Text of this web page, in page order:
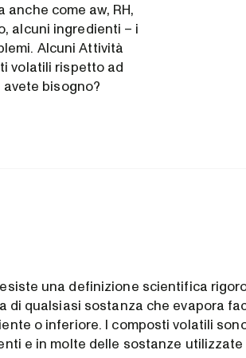
come aw, RH,
alcuni ingredienti – i
Alcuni Attività
volatili rispetto ad
bisogno?
una definizione scientifica
di qualsiasi sostanza che evapora
o inferiore. I composti volatili
e in molte delle sostanze